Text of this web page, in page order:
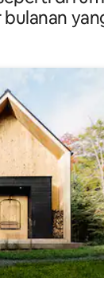
bulanan